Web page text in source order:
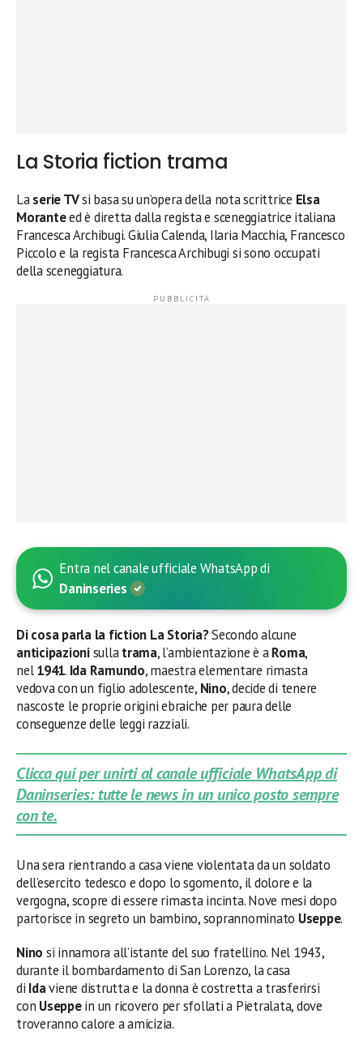
La Storia fiction trama
Laserie TVsi basa su un’opera della nota scrittrice Elsa
Moranteed è diretta dalla regista e sceneggiatrice italiana
Francesca Archibugi. Giulia Calenda, Ilaria Macchia, Francesco
Piccolo e la regista Francesca Archibugi si sono occupati
della sceneggiatura.
Entra nel canale ufficiale WhatsApp di
Daninseries
Di cosa parla la fiction La Storia?Secondo alcune
anticipazionisullatrama, l’ambientazione è aRoma,
nel1941. Ida Ramundo, maestra elementare rimasta
vedova con un figlio adolescente, Nino, decide di tenere
nascoste le proprie origini ebraiche per paura delle
conseguenze delle leggi razziali.
Clicca qui per unirti al canale ufficiale WhatsApp di
Daninseries: tutte le news in un unico posto sempre
con te.
Una sera rientrando a casa viene violentata da un soldato
dell’esercito tedesco e dopo lo sgomento, il dolore e la
vergogna, scopre di essere rimasta incinta. Nove mesi dopo
partorisce in segreto un bambino, soprannominato Useppe.
Nino si innamora all’istante del suo fratellino. Nel 1943,
durante il bombardamento di San Lorenzo, la casa
di Idaviene distrutta e la donna è costretta a trasferirsi
con Useppein un ricovero per sfollati a Pietralata, dove
troveranno calore a amicizia.